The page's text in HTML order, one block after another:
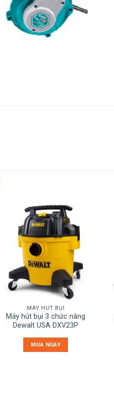
MÁY HÚT BỤI
Máy hút bụi 3 chức năng
Dewalt USA DXV23P
MUA NGAY